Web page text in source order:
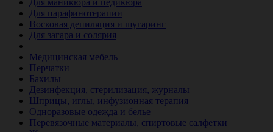
Для маникюра и педикюра
Для парафинотерапии
Восковая депиляция и шугаринг
Для загара и солярия
Медицинская мебель
Перчатки
Бахилы
Дезинфекция, стерилизация, журналы
Шприцы, иглы, инфузионная терапия
Одноразовые одежда и белье
Перевязочные материалы, спиртовые салфетки